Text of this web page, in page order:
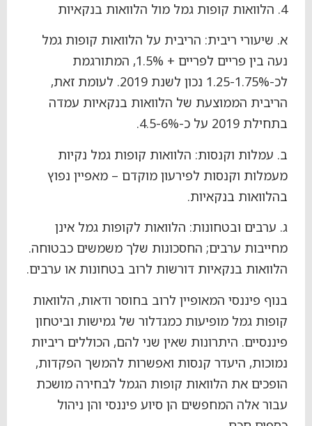
4. הלוואות קופות גמל מול הלוואות בנקאיות
א. שיעורי ריבית: הריבית על הלוואות קופות גמל
נעה בין פריים לפריים + 1.5%, המתורגמת
לכ-1.25-1.75% נכון לשנת 2019. לעומת זאת,
הריבית הממוצעת של הלוואות בנקאיות עמדה
בתחילת 2019 על כ-4.5-6%.
ב. עמלות וקנסות: הלוואות קופות גמל נקיות
מעמלות וקנסות לפירעון מוקדם – מאפיין נפוץ
בהלוואות בנקאיות.
ג. ערבים ובטחונות: הלוואות לקופות גמל אינן
מחייבות ערבים; החסכונות שלך משמשים כבטוחה.
הלוואות בנקאיות דורשות לרוב בטחונות או ערבים.
בנוף פיננסי המאופיין לרוב בחוסר ודאות, הלוואות
קופות גמל מופיעות כמגדלור של גמישות וביטחון
פיננסיים. היתרונות שאין שני להם, הכוללים ריביות
נמוכות, היעדר קנסות ואפשרות להמשך הפקדות,
הופכים את הלוואות קופות הגמל לבחירה מושכת
עבור אלה המחפשים הן סיוע פיננסי והן ניהול